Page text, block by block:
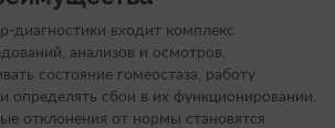
диагностики входит комплекс
анализов и осмотров,
состояние гомеостаза, работу
определять сбои в их функционировании.
отклонения от нормы становятся